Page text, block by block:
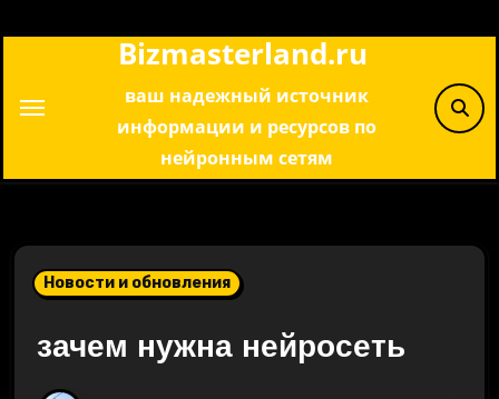
Bizmasterland.ru
ваш надежный источник
информации и ресурсов по
нейронным сетям
Новости и обновления
зачем нужна нейросеть